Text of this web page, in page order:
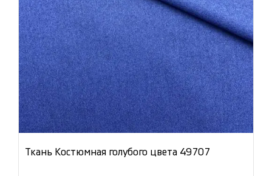
Ткань Костюмная голубого цвета 49707